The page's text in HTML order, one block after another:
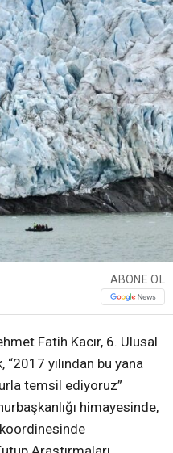
ABONE OL
Fatih Kacır, 6. Ulusal
yılından bu yana
temsil ediyoruz”
himayesinde,
koordinesinde